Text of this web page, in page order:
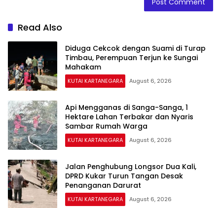
Read Also
Diduga Cekcok dengan Suami di Turap
Timbau, Perempuan Terjun ke Sungai
Mahakam
KUTAI KARTANEGARA August 6, 2026
Api Mengganas di Sanga-Sanga, 1
Hektare Lahan Terbakar dan Nyaris
Sambar Rumah Warga
KUTAI KARTANEGARA August 6, 2026
Jalan Penghubung Longsor Dua Kali,
DPRD Kukar Turun Tangan Desak
Penanganan Darurat
KUTAI KARTANEGARA August 6, 2026